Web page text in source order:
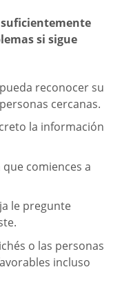
suficientemente
si sigue
reconocer su
cercanas.
la información
comiences a
le pregunte
o las personas
incluso